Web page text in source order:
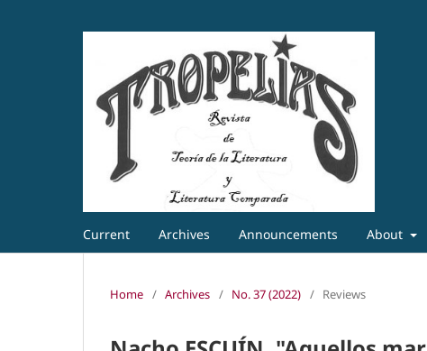
Current Archives Announcements About
Home / Archives / No. 37 (2022) / Reviews